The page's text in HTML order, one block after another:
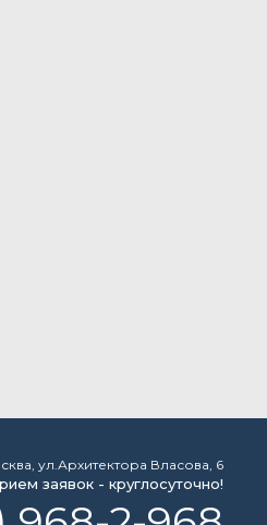
ул.Архитектора Власова, 6
заявок - круглосуточно!